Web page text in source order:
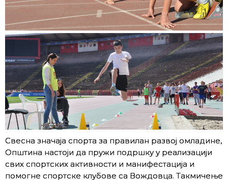
Свеснa значаја спорта за правилан развој омладине,
Општина настоји да пружи подршку у реализацији
свих спортских активности и манифестација и
помогне спортске клубове са Вождовца. Такмичење